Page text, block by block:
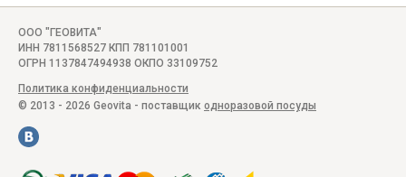
ООО "ГЕОВИТА"
ИНН 7811568527 КПП 781101001
ОГРН 1137847494938 ОКПО 33109752
Политика конфиденциальности
© 2013 - 2026 Geovita - поставщик одноразовой посуды